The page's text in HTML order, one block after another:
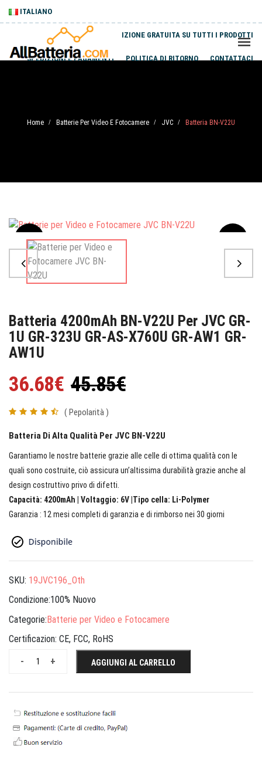
ITALIANO
SPEDIZIONE GRATUITA SU TUTTI I PRODOTTI
SPEDIZIONI E PAGAMENTI POLITICA DI RITORNO CONTATTACI
Home / Batterie Per Video E Fotocamere / JVC / Batteria BN-V22U
Sale
Batteria 4200mAh BN-V22U Per JVC GR-
1U GR-323U GR-AS-X760U GR-AW1 GR-
AW1U
36.68€ 45.85€
( Pepolarità )
Batteria Di Alta Qualità Per JVC BN-V22U
Garantiamo le nostre batterie grazie alle celle di ottima qualità con le
quali sono costruite, ciò assicura un’altissima durabilità grazie anche al
design costruttivo privo di difetti.
Capacità: 4200mAh | Voltaggio: 6V |Tipo cella: Li-Polymer
Garanzia : 12 mesi completi di garanzia e di rimborso nei 30 giorni
SKU: 19JVC196_Oth
Condizione:100% Nuovo
Categorie:Batterie per Video e Fotocamere
Certificazion: CE, FCC, RoHS
+
- AGGIUNGI AL CARRELLO